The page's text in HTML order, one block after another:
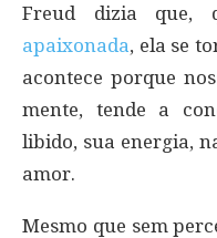
Freud dizia que,
apaixonada, ela se
acontece porque
mente, tende a
libido, sua energia,
amor.
Mesmo que sem